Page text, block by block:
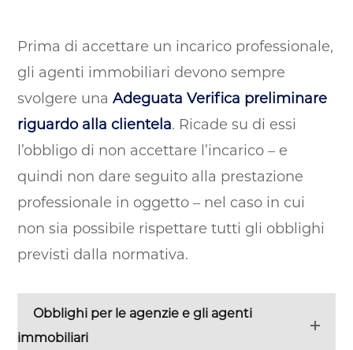
Prima di accettare un incarico professionale,
gli agenti immobiliari devono sempre
svolgere unaAdeguata Verifica preliminare
riguardo alla clientela. Ricade su di essi
l’obbligo di non accettare l’incarico – e
quindi non dare seguito alla prestazione
professionale in oggetto – nel caso in cui
non sia possibile rispettare tutti gli obblighi
previsti dalla normativa.
Obblighi per le agenzie e gli agenti
immobiliari